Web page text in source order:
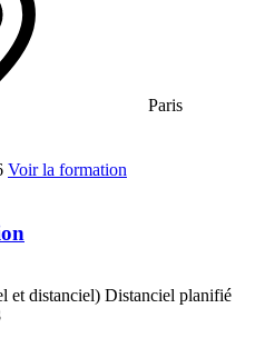
Paris
Voir la formation
et distanciel) Distanciel planifié